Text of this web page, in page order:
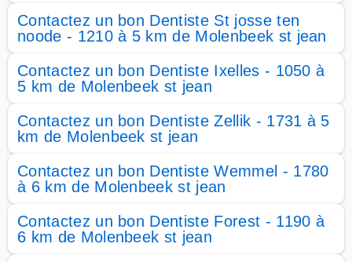
Contactez un bon Dentiste St josse ten
noode - 1210 à 5 km de Molenbeek st jean
Contactez un bon Dentiste Ixelles - 1050 à
5 km de Molenbeek st jean
Contactez un bon Dentiste Zellik - 1731 à 5
km de Molenbeek st jean
Contactez un bon Dentiste Wemmel - 1780
à 6 km de Molenbeek st jean
Contactez un bon Dentiste Forest - 1190 à
6 km de Molenbeek st jean